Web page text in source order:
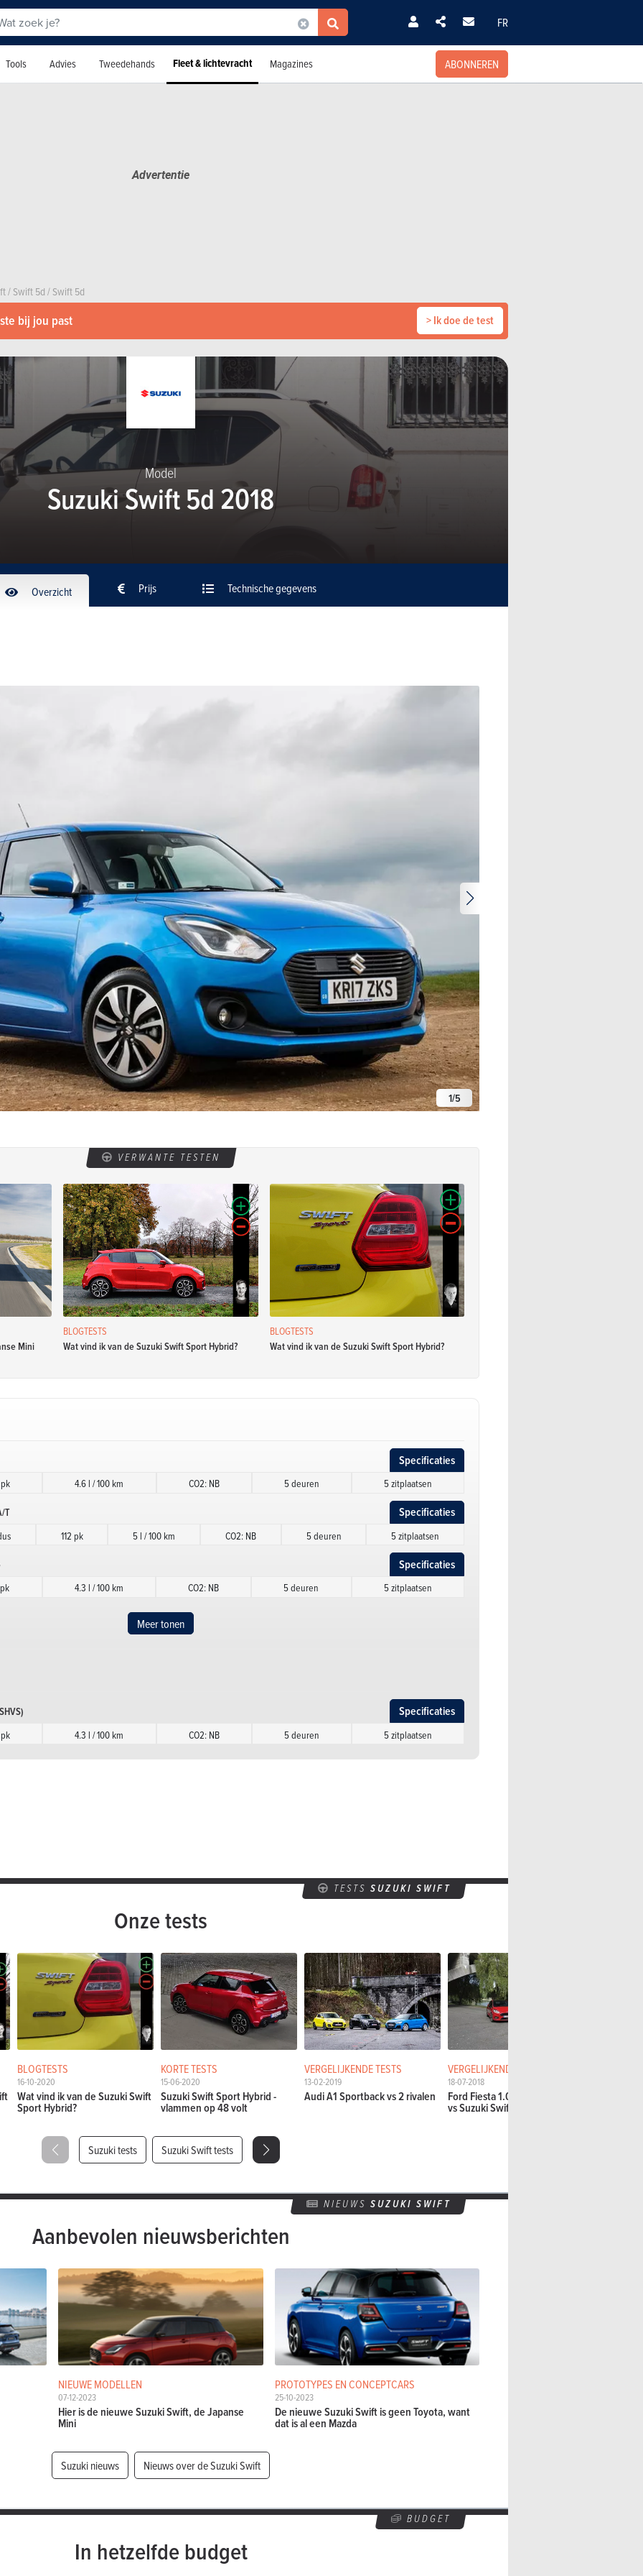
FR
Tools Advies Tweedehands Fleet & lichtevracht Magazines ABONNEREN
/Swift 5d/Swift 5d
bij jou past > Ik doe de test
Model
Suzuki Swift 5d 2018
Overzicht Prijs Technische gegevens
1/5
VERWANTE TESTEN
Mini
BLOGTESTS
Wat vind ik van de Suzuki Swift Sport Hybrid?
BLOGTESTS
Wat vind ik van de Suzuki Swift Sport Hybrid?
Specificaties
pk 4.6 l / 100 km CO2: NB 5 deuren 5 zitplaatsen
T Specificaties
112 pk 5 l / 100 km CO2: NB 5 deuren 5 zitplaatsen
Specificaties
4.3 l / 100 km CO2: NB 5 deuren 5 zitplaatsen
Specificaties
5 zitplaatsen
Specificaties
5 deuren 5 zitplaatsen
Meer tonen
Specificaties
pk 4.3 l / 100 km CO2: NB 5 deuren 5 zitplaatsen
TESTS SUZUKI SWIFT
Onze tests
BLOGTESTS
16-10-2020
Wat vind ik van de Suzuki Swift
Sport Hybrid?
KORTE TESTS
15-06-2020
Suzuki Swift Sport Hybrid -
vlammen op 48 volt
VERGELIJKENDE TESTS
13-02-2019
Audi A1 Sportback vs 2 rivalen
VERGELIJKENDE TESTS
18-07-2018
Ford Fiesta 1.0 EcoBoost 140
vs Suzuki Swift Sport
Suzuki tests Suzuki Swift tests
NIEUWS SUZUKI SWIFT
Aanbevolen nieuwsberichten
NIEUWE MODELLEN
07-12-2023
Hier is de nieuwe Suzuki Swift, de Japanse
Mini
PROTOTYPES EN CONCEPTCARS
25-10-2023
De nieuwe Suzuki Swift is geen Toyota, want
dat is al een Mazda
Suzuki nieuws Nieuws over de Suzuki Swift
BUDGET
In hetzelfde budget